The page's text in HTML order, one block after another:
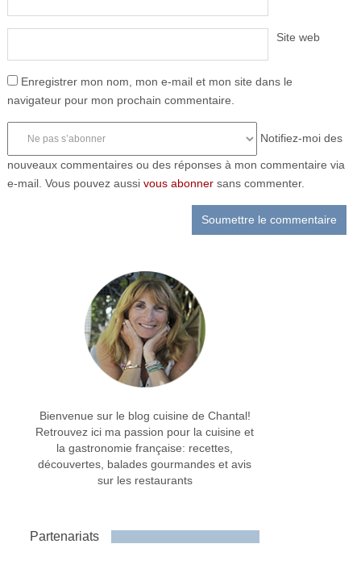
Site web
Enregistrer mon nom, mon e-mail et mon site dans le
navigateur pour mon prochain commentaire.
Notifiez-moi des
nouveaux commentaires ou des réponses à mon commentaire via
e-mail. Vous pouvez aussi vous abonnersans commenter.
Bienvenue sur le blog cuisine de Chantal!
Retrouvez ici ma passion pour la cuisine et
la gastronomie française: recettes,
découvertes, balades gourmandes et avis
sur les restaurants
Partenariats